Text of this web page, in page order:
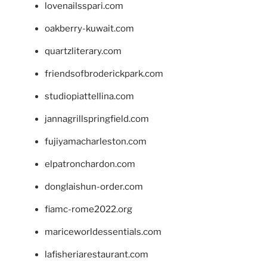
lovenailsspari.com
oakberry-kuwait.com
quartzliterary.com
friendsofbroderickpark.com
studiopiattellina.com
jannagrillspringfield.com
fujiyamacharleston.com
elpatronchardon.com
donglaishun-order.com
fiamc-rome2022.org
mariceworldessentials.com
lafisheriarestaurant.com